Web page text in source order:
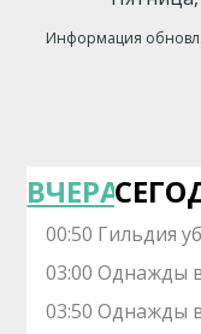
Информация
ВЧЕРА
00:50 Гильдия
03:00 Однажды
03:50 Однажды